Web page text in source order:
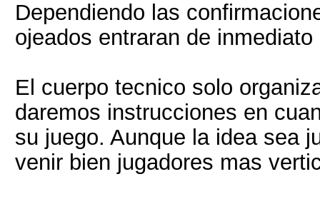
Dependiendo las
ojeados entraran de
El cuerpo tecnico solo
daremos instrucciones en
su juego. Aunque la idea sea
venir bien jugadores mas